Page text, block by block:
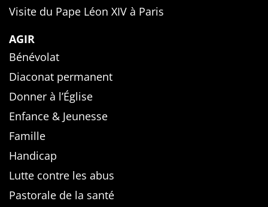
Visite du Pape Léon XIV à Paris
AGIR
Bénévolat
Diaconat permanent
Donner à l’Église
Enfance & Jeunesse
Famille
Handicap
Lutte contre les abus
Pastorale de la santé